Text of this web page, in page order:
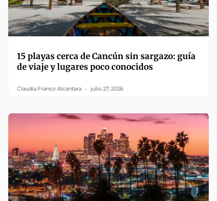
15 playas cerca de Cancún sin sargazo: guía
de viaje y lugares poco conocidos
Claudia Franco Alcántara julio 27, 2026